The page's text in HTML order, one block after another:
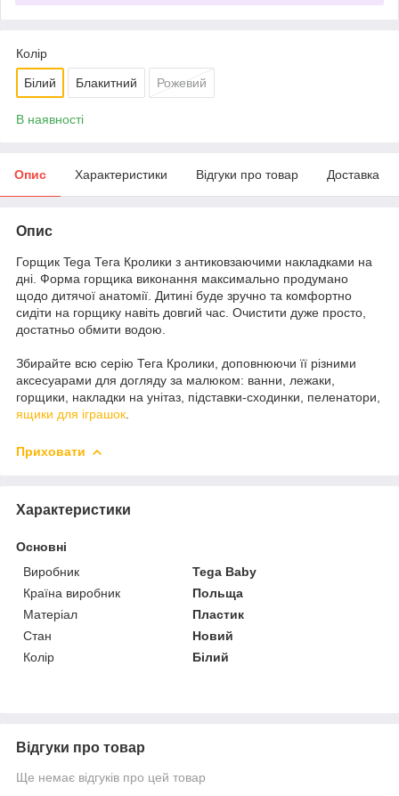
Колір
Білий Блакитний Рожевий
В наявності
Опис Характеристики Відгуки про товар Доставка
Опис
Горщик Tega Тега Кролики з антиковзаючими накладками на
дні. Форма горщика виконання максимально продумано
щодо дитячої анатомії. Дитині буде зручно та комфортно
сидіти на горщику навіть довгий час. Очистити дуже просто,
достатньо обмити водою.
Збирайте всю серію Тега Кролики, доповнюючи її різними
аксесуарами для догляду за малюком: ванни, лежаки,
горщики, накладки на унітаз, підставки-сходинки, пеленатори,
ящики для іграшок
Приховати
Характеристики
Основні
Виробник
Tega Baby
Країна виробник
Польща
Матеріал
Пластик
Стан
Новий
Колір
Білий
Відгуки про товар
Ще немає відгуків про цей товар